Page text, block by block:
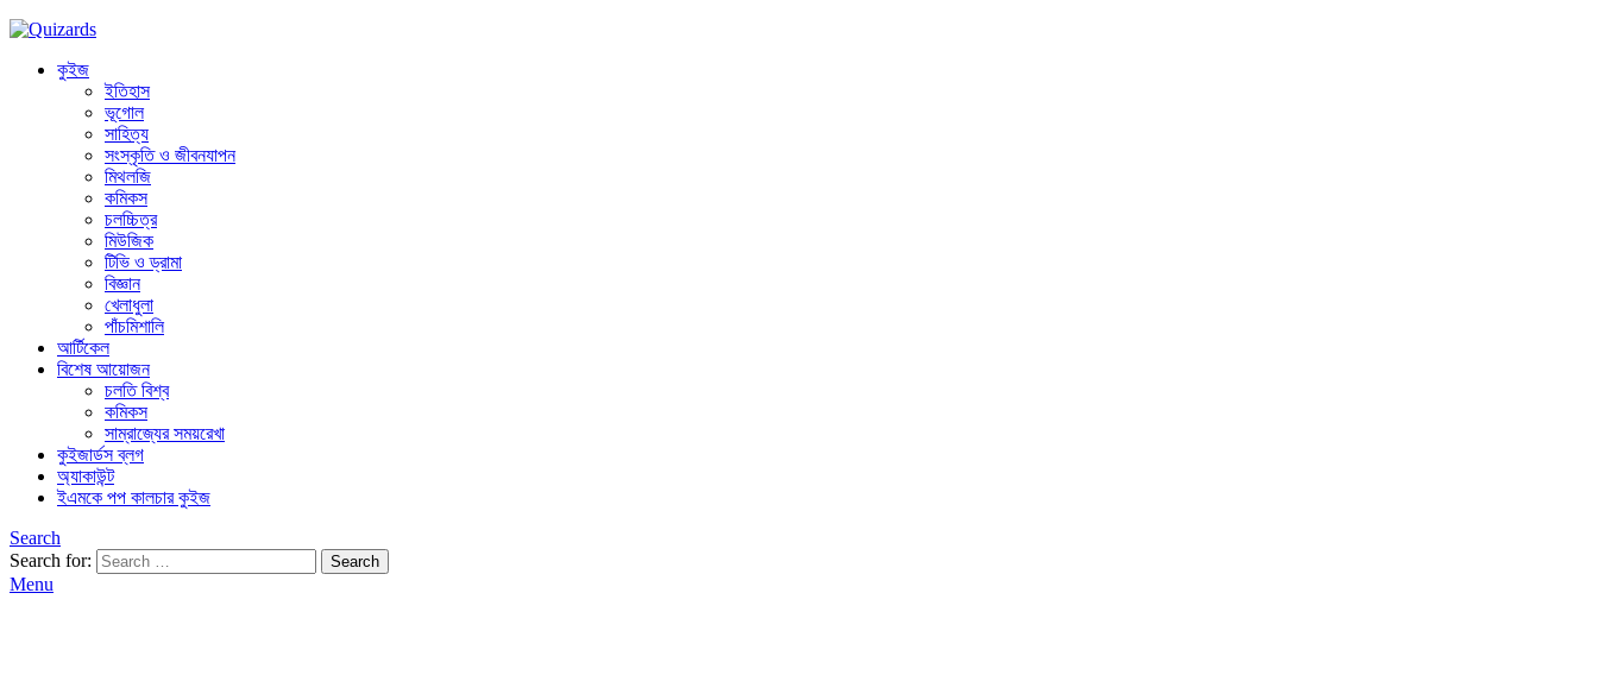
কুইজ
ইতিহাস
ভূগোল
সাহিত্য
সংস্কৃতি ও জীবনযাপন
মিথলজি
কমিকস
চলচ্চিত্র
মিউজিক
টিভি ও ড্রামা
বিজ্ঞান
খেলাধুলা
পাঁচমিশালি
আর্টিকেল
বিশেষ আয়োজন
চলতি বিশ্ব
কমিকস
সাম্রাজ্যের সময়রেখা
কুইজার্ডস ব্লগ
অ্যাকাউন্ট
ইএমকে পপ কালচার কুইজ
Search
Search for:
Search
Menu